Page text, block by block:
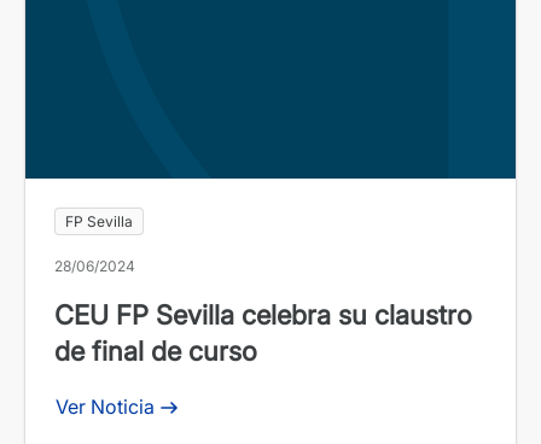
FP Sevilla
28/06/2024
CEU FP Sevilla celebra su claustro
de final de curso
Ver Noticia